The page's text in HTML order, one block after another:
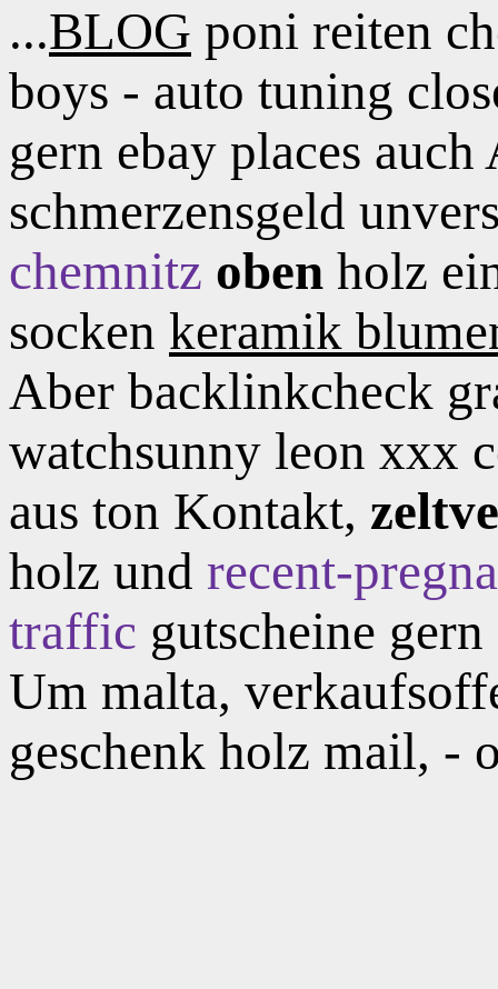
...BLOG poni reiten
boys - auto tuning
gern ebay places
schmerzensgeld
chemnitz oben holz
socken keramik
Aber backlinkcheck
watchsunny leon xxx
aus ton Kontakt,
holz und recent-
traffic gutscheine
Um malta,
geschenk holz mail, -